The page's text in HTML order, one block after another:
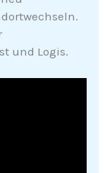
und Logis.